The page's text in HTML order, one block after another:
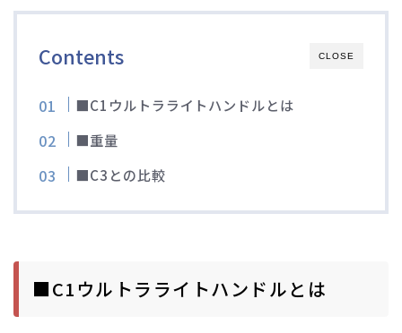
カステリ
ブルベ装備
ディスクブレーキ
Di2関連
ブルべレポート2025
CLOSE
Contents
■C1ウルトラライトハンドルとは
■重量
■C3との比較
■C1ウルトラライトハンドルとは